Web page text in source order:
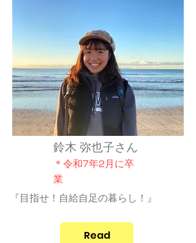
鈴木 弥也子さん
＊令和7年2月に卒
業
『目指せ！自給自足の暮らし！』
Read